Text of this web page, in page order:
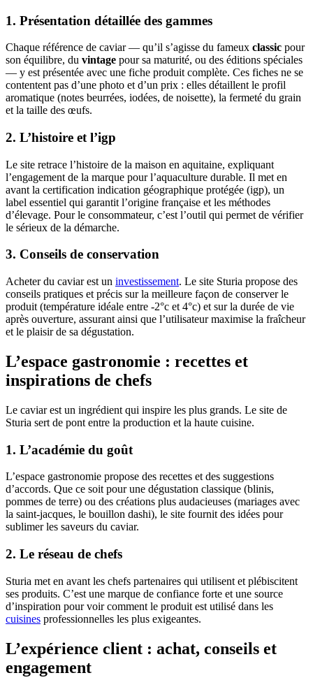
1. Présentation détaillée des gammes
Chaque référence de caviar — qu’il s’agisse du fameux classic pour
son équilibre, du vintage pour sa maturité, ou des éditions spéciales
— y est présentée avec une fiche produit complète. Ces fiches ne se
contentent pas d’une photo et d’un prix : elles détaillent le profil
aromatique (notes beurrées, iodées, de noisette), la fermeté du grain
et la taille des œufs.
2. L’histoire et l’igp
Le site retrace l’histoire de la maison en aquitaine, expliquant
l’engagement de la marque pour l’aquaculture durable. Il met en
avant la certification indication géographique protégée (igp), un
label essentiel qui garantit l’origine française et les méthodes
d’élevage. Pour le consommateur, c’est l’outil qui permet de vérifier
le sérieux de la démarche.
3. Conseils de conservation
Acheter du caviar est un investissement. Le site Sturia propose des
conseils pratiques et précis sur la meilleure façon de conserver le
produit (température idéale entre -2°c et 4°c) et sur la durée de vie
après ouverture, assurant ainsi que l’utilisateur maximise la fraîcheur
et le plaisir de sa dégustation.
L’espace gastronomie : recettes et
inspirations de chefs
Le caviar est un ingrédient qui inspire les plus grands. Le site de
Sturia sert de pont entre la production et la haute cuisine.
1. L’académie du goût
L’espace gastronomie propose des recettes et des suggestions
d’accords. Que ce soit pour une dégustation classique (blinis,
pommes de terre) ou des créations plus audacieuses (mariages avec
la saint-jacques, le bouillon dashi), le site fournit des idées pour
sublimer les saveurs du caviar.
2. Le réseau de chefs
Sturia met en avant les chefs partenaires qui utilisent et plébiscitent
ses produits. C’est une marque de confiance forte et une source
d’inspiration pour voir comment le produit est utilisé dans les
cuisines professionnelles les plus exigeantes.
L’expérience client : achat, conseils et
engagement